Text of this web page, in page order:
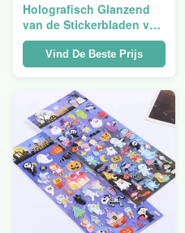
Holografisch Glanzend
van de Stickerbladen van
de Matrijzenbesnoeiing
van de de Jonge
geitjeszwangerschap
Transparant Leuk
Decoratief de
Babydocument
Vind De Beste Prijs